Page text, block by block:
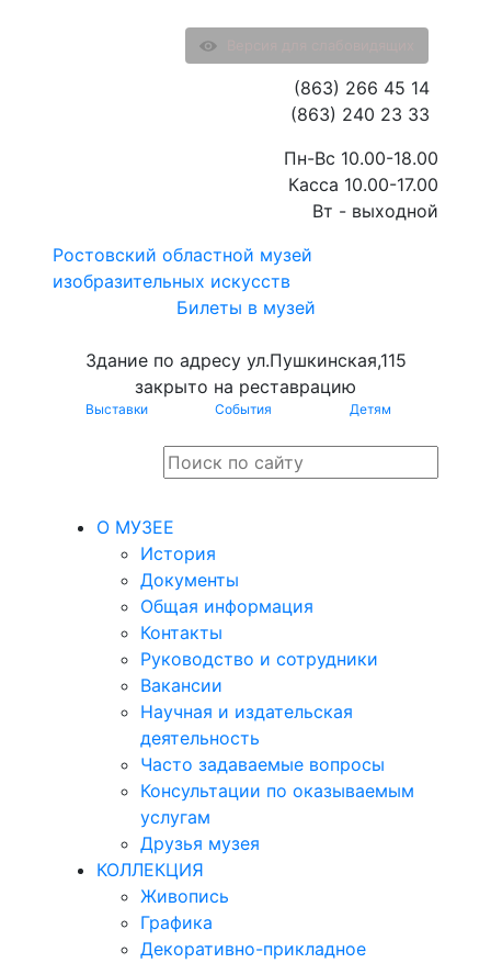
Ростовский областной музей
изобразительных искусств
Билеты в музей
Здание по адресу ул.Пушкинская,115
закрыто на реставрацию
Выставки События Детям
(863) 266 45 14
(863) 240 23 33
Пн-Вс 10.00-18.00
Касса 10.00-17.00
Вт - выходной
О МУЗЕЕ
История
Документы
Общая информация
Контакты
Руководство и сотрудники
Вакансии
Научная и издательская
деятельность
Часто задаваемые вопросы
Консультации по оказываемым
услугам
Друзья музея
КОЛЛЕКЦИЯ
Живопись
Графика
Декоративно-прикладное